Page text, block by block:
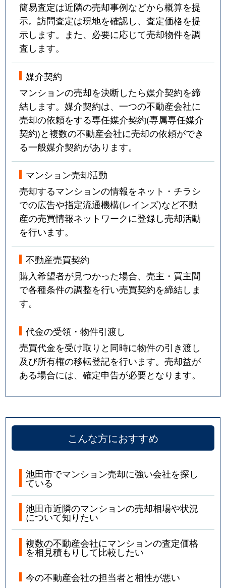
簡易査定は近隣の売却事例などから概算を提
示。訪問査定は現地を確認し、査定価格を提
示します。また、必要に応じて売却物件を調
査します。
媒介契約
マンションの売却を決断したら媒介契約を締
結します。媒介契約は、一つの不動産会社に
売却の依頼をする専任媒介契約(専属専任媒介
契約)と複数の不動産会社に売却の依頼ができ
る一般媒介契約があります。
マンション売却活動
売却するマンションの情報をネット・チラシ
での広告や指定流通機構(レインズ)など不動
産の売買情報ネットワークに登録し売却活動
を行います。
不動産売買契約
購入希望者が見つかった場合、売主・買主間
で各種条件の調整を行い売買契約を締結しま
す。
代金の受領・物件引渡し
売買代金を受け取りと同時に物件の引き渡し
及び所有権の移転登記を行います。売却益が
ある場合には、確定申告が必要となります。
こんな方におすすめ
池田市でマンション売却に強い会社を探し
ている
池田市近隣のマンションの売却相場や状況
について知りたい
複数の不動産会社にマンションの査定価格
を相見積もりして比較したい
今の不動産会社の担当者と相性が悪い